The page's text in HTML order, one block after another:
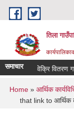
Skip to main content
तिला
समाचार
टिप्ने तथा विक्रि वितरण
You are
Home » आर्थिक
that link to आर्थिक